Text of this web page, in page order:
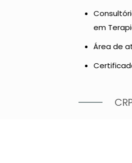
em
Área de